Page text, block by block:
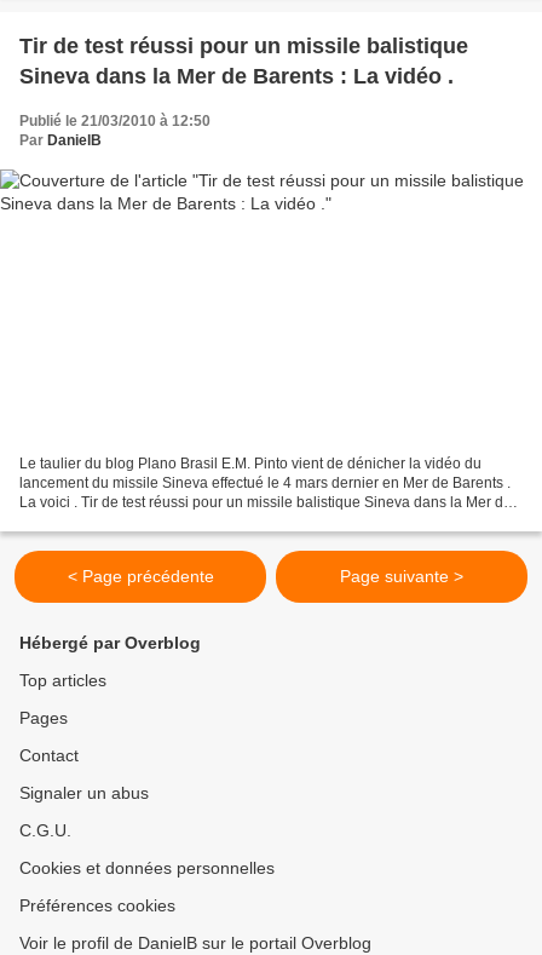
Tir de test réussi pour un missile balistique
Sineva dans la Mer de Barents : La vidéo .
Publié le 21/03/2010 à 12:50
Par DanielB
Le taulier du blog Plano Brasil E.M. Pinto vient de dénicher la vidéo du
lancement du missile Sineva effectué le 4 mars dernier en Mer de Barents .
La voici . Tir de test réussi pour un missile balistique Sineva dans la Mer de
< Page précédente Page suivante >
Hébergé par Overblog
Top articles
Pages
Contact
Signaler un abus
C.G.U.
Cookies et données personnelles
Préférences cookies
Voir le profil de DanielB sur le portail Overblog